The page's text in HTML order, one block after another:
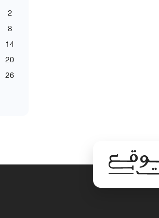
2
8
14
20
26